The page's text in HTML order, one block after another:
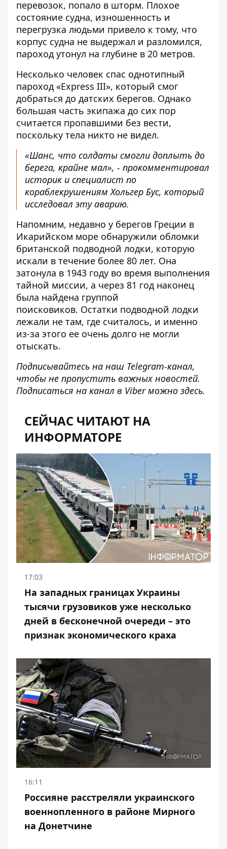
перевозок, попало в шторм. Плохое
состояние судна, изношенность и
перегрузка людьми привело к тому, что
корпус судна не выдержал и разломился,
пароход утонул на глубине в 20 метров.
Несколько человек спас однотипный
пароход «Express III», который смог
добраться до датских берегов. Однако
большая часть экипажа до сих пор
считается пропавшими без вести,
поскольку тела никто не видел.
«Шанс, что солдаты смогли доплыть до
берега, крайне мал», - прокомментировал
историк и специалист по
кораблекрушениям Хольгер Бус, который
исследовал эту аварию.
Напомним, недавно у берегов Греции в
Икарийском море обнаружили обломки
британской подводной лодки, которую
искали в течение более 80 лет. Она
затонула в 1943 году во время выполнения
тайной миссии, а через 81 год наконец
была найдена группой
поисковиков. Остатки подводной лодки
лежали не там, где считалось, и именно
из-за этого ее очень долго не могли
отыскать.
Подписывайтесь на наш Telegram-канал,
чтобы не пропустить важных новостей.
Подписаться на канал в Viber можно здесь.
СЕЙЧАС ЧИТАЮТ НА
ИНФОРМАТОРЕ
17:03
На западных границах Украины
тысячи грузовиков уже несколько
дней в бесконечной очереди – это
признак экономического краха
16:11
Россияне расстреляли украинского
военнопленного в районе Мирного
на Донетчине